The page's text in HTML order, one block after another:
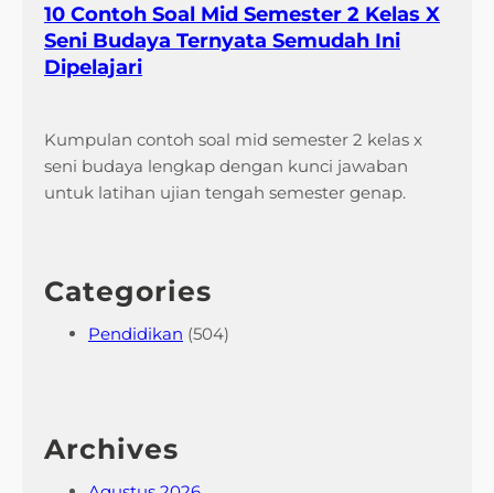
k
a
b
i
s
10 Contoh Soal Mid Semester 2 Kelas X
Seni Budaya Ternyata Semudah Ini
Dipelajari
Kumpulan contoh soal mid semester 2 kelas x
seni budaya lengkap dengan kunci jawaban
untuk latihan ujian tengah semester genap.
Categories
Pendidikan (504)
Archives